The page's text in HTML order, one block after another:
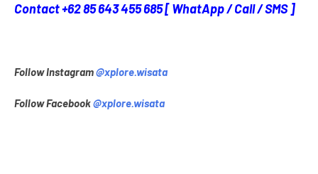
Contact +62 85 643 455 685 [ WhatApp / Call / SMS ]
Follow Instagram@xplore.wisata
Follow Facebook@xplore.wisata